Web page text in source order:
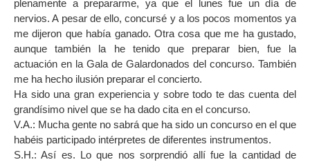
plenamente a prepararme, ya que el lunes fue un día de
nervios. A pesar de ello, concursé y a los pocos momentos ya
me dijeron que había ganado. Otra cosa que me ha gustado,
aunque también la he tenido que preparar bien, fue la
actuación en la Gala de Galardonados del concurso. También
me ha hecho ilusión preparar el concierto.
Ha sido una gran experiencia y sobre todo te das cuenta del
grandísimo nivel que se ha dado cita en el concurso.
V.A.: Mucha gente no sabrá que ha sido un concurso en el que
habéis participado intérpretes de diferentes instrumentos.
S.H.: Así es. Lo que nos sorprendió allí fue la cantidad de